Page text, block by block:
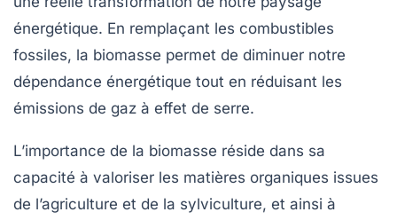
énergétique. En remplaçant les combustibles
fossiles, la biomasse permet de diminuer notre
dépendance énergétique tout en réduisant les
émissions de gaz à effet de serre.
L’importance de la biomasse réside dans sa
capacité à valoriser les matières organiques issues
de l’agriculture et de la sylviculture, et ainsi à